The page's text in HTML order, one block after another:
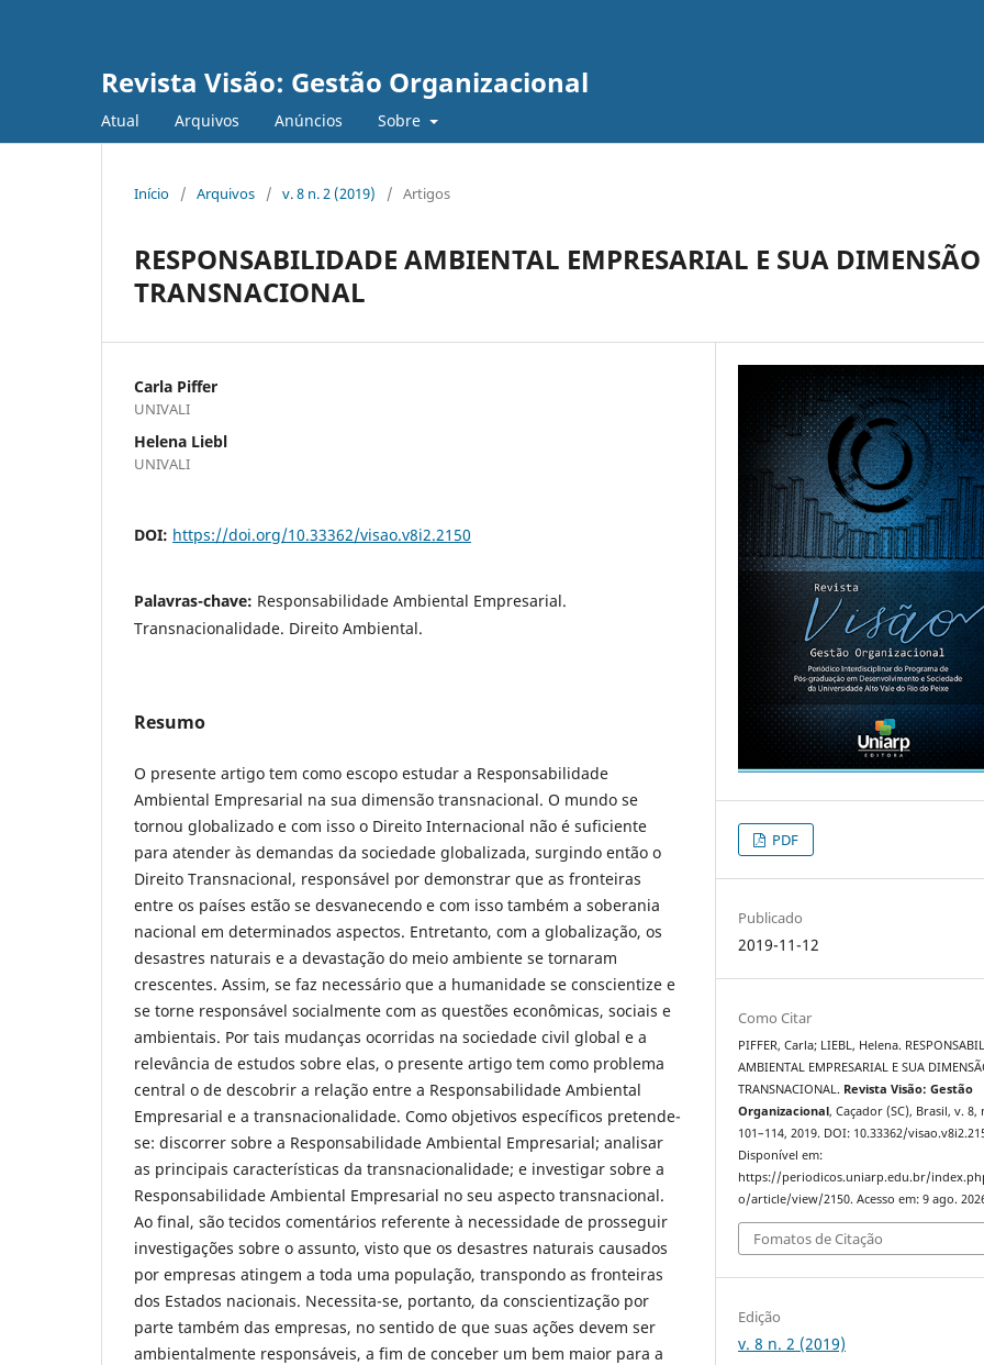
Revista Visão: Gestão Organizacional
Atual Arquivos Anúncios Sobre
Início / Arquivos / v. 8 n. 2 (2019) / Artigos
RESPONSABILIDADE AMBIENTAL EMPRESARIAL E SUA DIMENSÃO
TRANSNACIONAL
Carla Piffer
UNIVALI
Helena Liebl
UNIVALI
DOI: https://doi.org/10.33362/visao.v8i2.2150
Palavras-chave: Responsabilidade Ambiental Empresarial.
Transnacionalidade. Direito Ambiental.
Resumo
O presente artigo tem como escopo estudar a Responsabilidade
Ambiental Empresarial na sua dimensão transnacional. O mundo se
tornou globalizado e com isso o Direito Internacional não é suficiente
para atender às demandas da sociedade globalizada, surgindo então o
Direito Transnacional, responsável por demonstrar que as fronteiras
entre os países estão se desvanecendo e com isso também a soberania
nacional em determinados aspectos. Entretanto, com a globalização, os
desastres naturais e a devastação do meio ambiente se tornaram
crescentes. Assim, se faz necessário que a humanidade se conscientize e
se torne responsável socialmente com as questões econômicas, sociais e
ambientais. Por tais mudanças ocorridas na sociedade civil global e a
relevância de estudos sobre elas, o presente artigo tem como problema
central o de descobrir a relação entre a Responsabilidade Ambiental
Empresarial e a transnacionalidade. Como objetivos específicos pretende-
se: discorrer sobre a Responsabilidade Ambiental Empresarial; analisar
as principais características da transnacionalidade; e investigar sobre a
Responsabilidade Ambiental Empresarial no seu aspecto transnacional.
Ao final, são tecidos comentários referente à necessidade de prosseguir
investigações sobre o assunto, visto que os desastres naturais causados
por empresas atingem a toda uma população, transpondo as fronteiras
dos Estados nacionais. Necessita-se, portanto, da conscientização por
parte também das empresas, no sentido de que suas ações devem ser
ambientalmente responsáveis, a fim de conceber um bem maior para a
PDF
Publicado
2019-11-12
Como Citar
PIFFER, Carla; LIEBL, Helena.
AMBIENTAL EMPRESARIAL E SUA
TRANSNACIONAL. Revista Visão: Gestão
Organizacional, Caçador (SC), Brasil, v. 8,
101–114, 2019. DOI: 10.33362/
Disponível em:
https://periodicos.uniarp.edu.br/
o/article/view/2150. Acesso em: 9 ago.
Fomatos de Citação
Edição
v. 8 n. 2 (2019)